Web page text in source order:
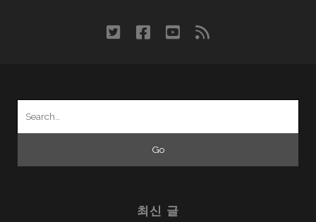
twitterfacebook
youtube
rss
최신 글